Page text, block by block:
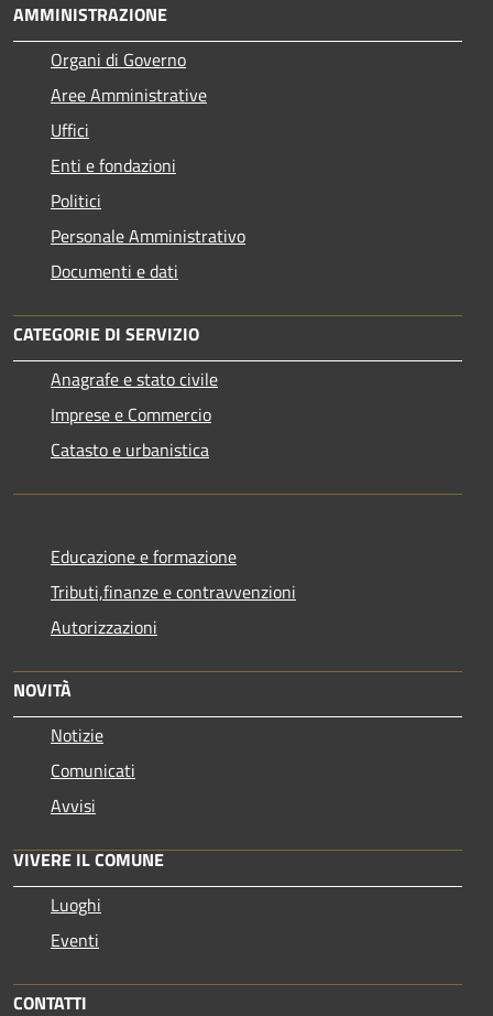
AMMINISTRAZIONE
Organi di Governo
Aree Amministrative
Uffici
Enti e fondazioni
Politici
Personale Amministrativo
Documenti e dati
CATEGORIE DI SERVIZIO
Anagrafe e stato civile
Imprese e Commercio
Catasto e urbanistica
Educazione e formazione
Tributi,finanze e contravvenzioni
Autorizzazioni
NOVITÀ
Notizie
Comunicati
Avvisi
VIVERE IL COMUNE
Luoghi
Eventi
CONTATTI